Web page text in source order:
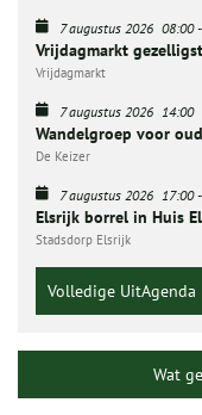
7 augustus 2026 08:00-
Vrijdagmarkt
Vrijdagmarkt
7 augustus 2026 14:00
Wandelgroep voor
De Keizer
7 augustus 2026 17:00-
Elsrijk borrel in Huis
Stadsdorp Elsrijk
Volledige UitAgenda
Wat